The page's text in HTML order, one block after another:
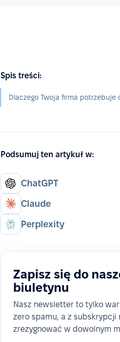
Spis treści:
Podsumuj ten artykuł w:
ChatGPT
Claude
Perplexity
Zapisz się do
biuletynu
Nasz newsletter to tylko
zero spamu, a z subskrypcji
zrezygnować w dowolnym